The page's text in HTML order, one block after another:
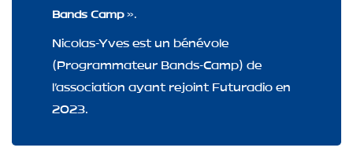
Bands Camp».
Nicolas-Yves est un bénévole
(Programmateur Bands-Camp) de
l'association ayant rejoint Futuradio en
2023.